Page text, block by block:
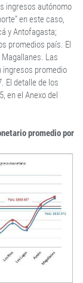
ingresos autónomo
en este caso,
y Antofagasta;
promedios país. El
Las
ingresos promedio
El detalle de los
en el Anexo del
promedio por